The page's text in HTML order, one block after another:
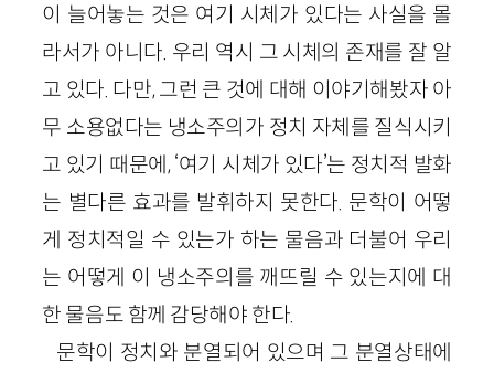
이 늘어놓는 것은 여기 시체가 있다는 사실을 몰
라서가 아니다. 우리 역시 그 시체의 존재를 잘 알
고 있다. 다만, 그런 큰 것에 대해 이야기해봤자 아
무 소용없다는 냉소주의가 정치 자체를 질식시키
고 있기 때문에, ‘여기 시체가 있다’는 정치적 발화
는 별다른 효과를 발휘하지 못한다. 문학이 어떻
게 정치적일 수 있는가 하는 물음과 더불어 우리
는 어떻게 이 냉소주의를 깨뜨릴 수 있는지에 대
한 물음도 함께 감당해야 한다.
문학이 정치와 분열되어 있으며 그 분열상태에